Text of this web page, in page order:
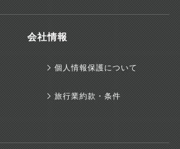
会社情報
個人情報保護について
旅行業約款・条件